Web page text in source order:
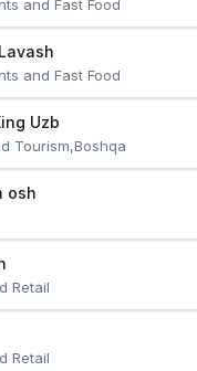
and Fast Food
and Fast Food
Uzb
Tourism,Boshqa
osh
Retail
Retail